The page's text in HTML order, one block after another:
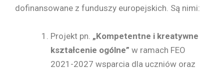
dofinansowane z funduszy europejskich. Są nimi:
Projekt pn. „Kompetentne i kreatywne
kształcenie ogólne” w ramach FEO
2021-2027 wsparcia dla uczniów oraz